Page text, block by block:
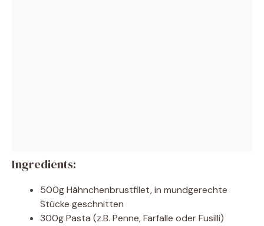
Ingredients:
500g Hähnchenbrustfilet, in mundgerechte
Stücke geschnitten
300g Pasta (z.B. Penne, Farfalle oder Fusilli)